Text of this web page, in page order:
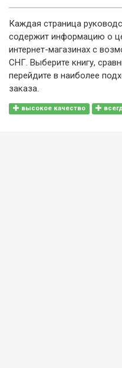
Каждая страница
содержит информацию о
интернет-магазинах с
СНГ. Выберите книгу,
перейдите в наиболее
заказа.
высокое качество